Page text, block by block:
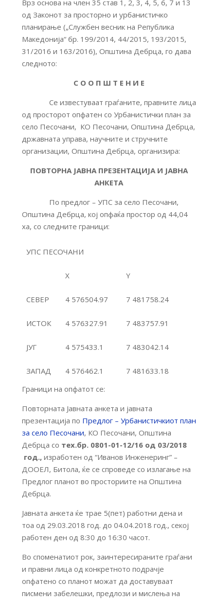
Врз основа на член 35 став 1, 2, 3, 4, 5, 6, 7 и 13
од Законот за просторно и урбанистичко
планирање („Службен весник на Република
Македонија“ бр. 199/2014, 44/2015, 193/2015,
31/2016 и 163/2016), Општина Дебрца, го дава
следното:
С О О П Ш Т Е Н И Е
Се известуваат граѓаните, правните лица
од просторот опфатен со Урбанистички план за
село Песочани, КО Песочани, Општина Дебрца,
државната управа, научните и стручните
организации, Општина Дебрца, организира:
ПОВТОРНА ЈАВНА ПРЕЗЕНТАЦИЈА И ЈАВНА
АНКЕТА
По предлог – УПС за село Песочани,
Општина Дебрца, кој опфаќа простор од 44,04
ха, со следните граници:
УПС ПЕСОЧАНИ
X Y
СЕВЕР 4 576504.97 7 481758.24
ИСТОК 4 576327.91 7 483757.91
ЈУГ 4 575433.1 7 483042.14
ЗАПАД 4 576462.1
7 481633.18
Граници на опфатот се:
Повторната Јавната анкета и јавната
презентација по Предлог – Урбанистичкиот план
за село Песочани, КО Песочани, Општина
Дебрца со тех.бр. 0801-01-12/16 од 03/2018
год., изработен од “Иванов Инженеринг” –
ДООЕЛ, Битола, ќе се спроведе со излагање на
Предлог планот во просториите на Општина
Дебрца.
Јавната анкета ќе трае 5(пет) работни дена и
тоа од 29.03.2018 год. до 04.04.2018 год., секој
работен ден од 8:30 до 16:30 часот.
Во споменатиот рок, заинтересираните граѓани
и правни лица од конкретното подрачје
опфатено со планот можат да доставуваат
писмени забелешки, предлози и мислења на